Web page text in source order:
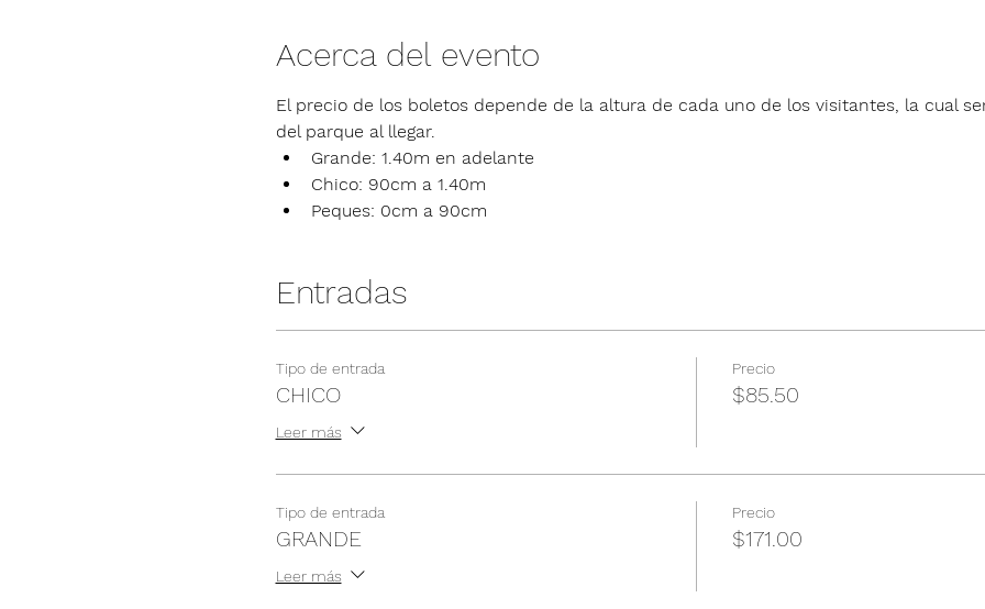
Acerca del evento
El precio de los boletos depende de la altura de cada uno de los visitantes, la cual
del parque al llegar.
Grande: 1.40m en adelante
Chico: 90cm a 1.40m
Peques: 0cm a 90cm
Entradas
Tipo de entrada
CHICO
Leer más
Precio
$85.50
Tipo de entrada
GRANDE
Leer más
Precio
$171.00